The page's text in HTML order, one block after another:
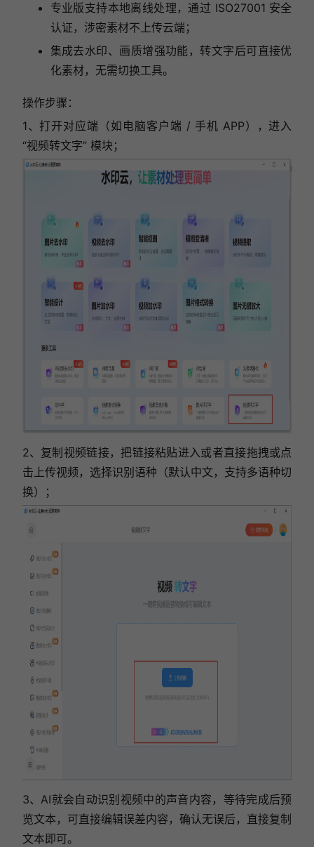
专业版支持本地离线处理，通过 ISO27001 安全
认证，涉密素材不上传云端；
集成去水印、画质增强功能，转文字后可直接优
化素材，无需切换工具。
操作步骤：
1、打开对应端（如电脑客户端 / 手机 APP），进入
“视频转文字” 模块；
2、复制视频链接，把链接粘贴进入或者直接拖拽或点
击上传视频，选择识别语种（默认中文，支持多语种切
换）；
3、AI就会自动识别视频中的声音内容，等待完成后预
览文本，可直接编辑误差内容，确认无误后，直接复制
文本即可。